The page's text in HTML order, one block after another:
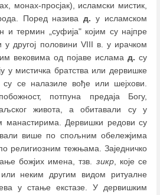
монах-просјак), исламски мистик,
Поред називад. у исламском
и термин „суфија" којим су најпре
другој половини VIII в. у ирачком
вековима од појаве ислама д. су
у мистичка братства или дервишке
се налазиле вође или шејхови.
потпуна предаја Богу,
живота, а обитавали су у
манастирима. Дервишки редови су
више по спољним обележјима
религиозним тежњама. Заједничко
божјих имена, тзв. зикр, које се
неким другим видом ритуалне
у стање екстазе. У дервишким